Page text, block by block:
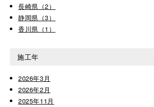
長崎県（2）
静岡県（3）
香川県（1）
施工年
2026年3月
2026年2月
2025年11月